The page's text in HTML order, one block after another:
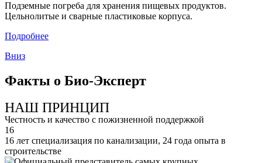
Подземные погреба для хранения пищевых продуктов.
Цельнолитые и сварные пластиковые корпуса.
Подробнее
Вниз
Факты о Био-Эксперт
НАШ ПРИНЦИП
Честность и качество с пожизненной поддержкой
16
16 лет специализация по канализации, 24 года опыта в
строительстве